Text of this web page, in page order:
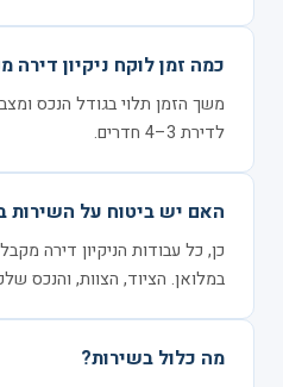
כמה זמן לוקח ניקיון דירה
לדירת 3–4 חדרים.
האם יש ביטוח על השירות
כן, כל עבודות הניקיון דירה
במלואן. הציוד, הצוות, והנכס
מה כלול בשירות?